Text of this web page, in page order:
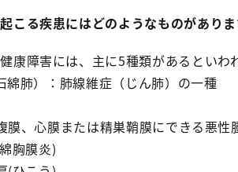
こる疾患にはどのようなものがありま
康障害には、主に5種類があるといわ
綿肺）：肺線維症（じん肺）の一種
膜、心膜または精巣鞘膜にできる悪性
胸膜炎)